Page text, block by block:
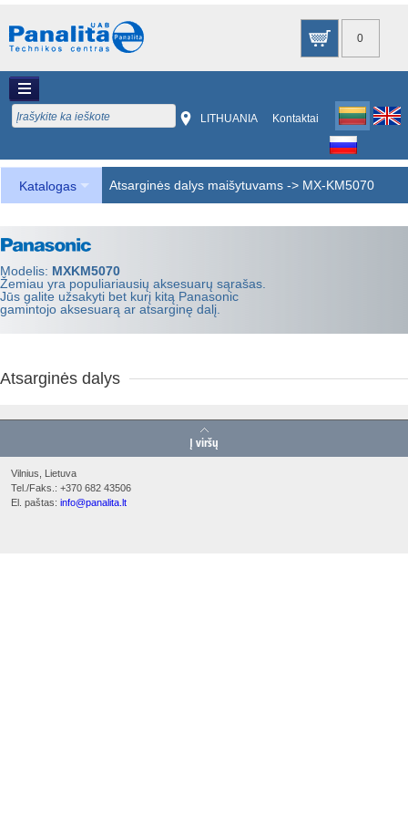
0
LITHUANIA Kontaktai
Katalogas Atsarginės dalys maišytuvams -> MX-KM5070
Modelis: MXKM5070
Žemiau yra populiariausių aksesuarų sąrašas.
Jūs galite užsakyti bet kurį kitą Panasonic
gamintojo aksesuarą ar atsarginę dalį.
Atsarginės dalys
Į viršų
Vilnius, Lietuva
Tel./Faks.: +370 682 43506
El. paštas: info@panalita.lt